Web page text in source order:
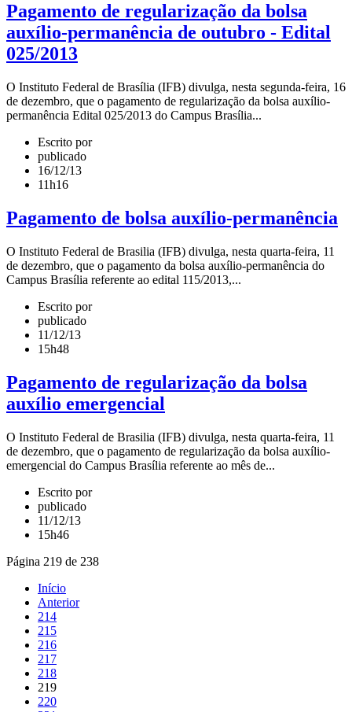
Pagamento de regularização da bolsa
auxílio-permanência de outubro - Edital
025/2013
O Instituto Federal de Brasília (IFB) divulga, nesta segunda-feira, 16
de dezembro, que o pagamento de regularização da bolsa auxílio-
permanência Edital 025/2013 do Campus Brasília...
Escrito por
publicado
16/12/13
11h16
Pagamento de bolsa auxílio-permanência
O Instituto Federal de Brasilia (IFB) divulga, nesta quarta-feira, 11
de dezembro, que o pagamento da bolsa auxílio-permanência do
Campus Brasília referente ao edital 115/2013,...
Escrito por
publicado
11/12/13
15h48
Pagamento de regularização da bolsa
auxílio emergencial
O Instituto Federal de Brasilia (IFB) divulga, nesta quarta-feira, 11
de dezembro, que o pagamento de regularização da bolsa auxílio-
emergencial do Campus Brasília referente ao mês de...
Escrito por
publicado
11/12/13
15h46
Página 219 de 238
Início
Anterior
214
215
216
217
218
219
220